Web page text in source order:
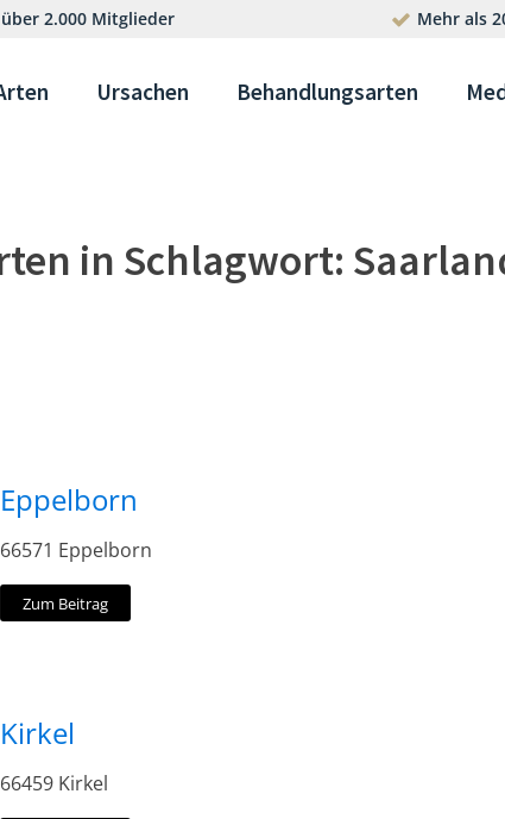
2.000 Mitglieder Mehr als
Ursachen Behandlungsarten
in Schlagwort:
Eppelborn
66571 Eppelborn
Zum Beitrag
Kirkel
66459 Kirkel